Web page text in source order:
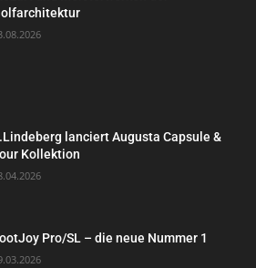
lanciert Augusta Capsule &
Kollektion
Pro/SL – die neue Nummer 1